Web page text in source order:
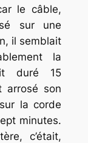
le câble,
sur une
il semblait
la
duré 15
arrosé son
la corde
minutes.
c’était,